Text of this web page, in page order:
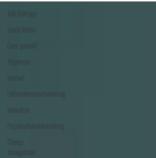
Alle Beiträge
Social Media
Quer gedacht
Allgemein
Internet
Unternehmensentwicklung
Innovation
Organisationsentwicklung
Change
Management